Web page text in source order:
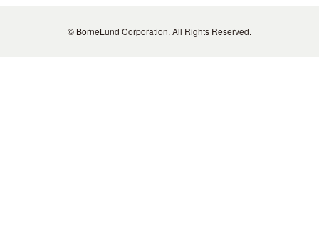
© BorneLund Corporation. All Rights Reserved.